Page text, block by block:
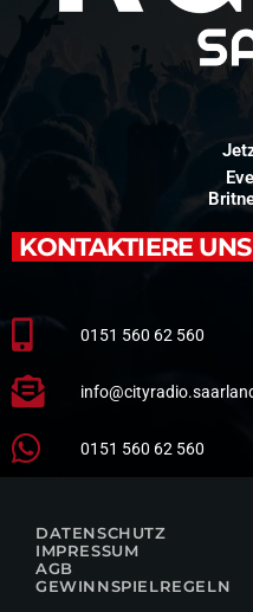
KONTAKTIERE UNS
0151 560 62 560
0151 560 62 560
DATENSCHUTZ
IMPRESSUM
AGB
GEWINNSPIELREGELN